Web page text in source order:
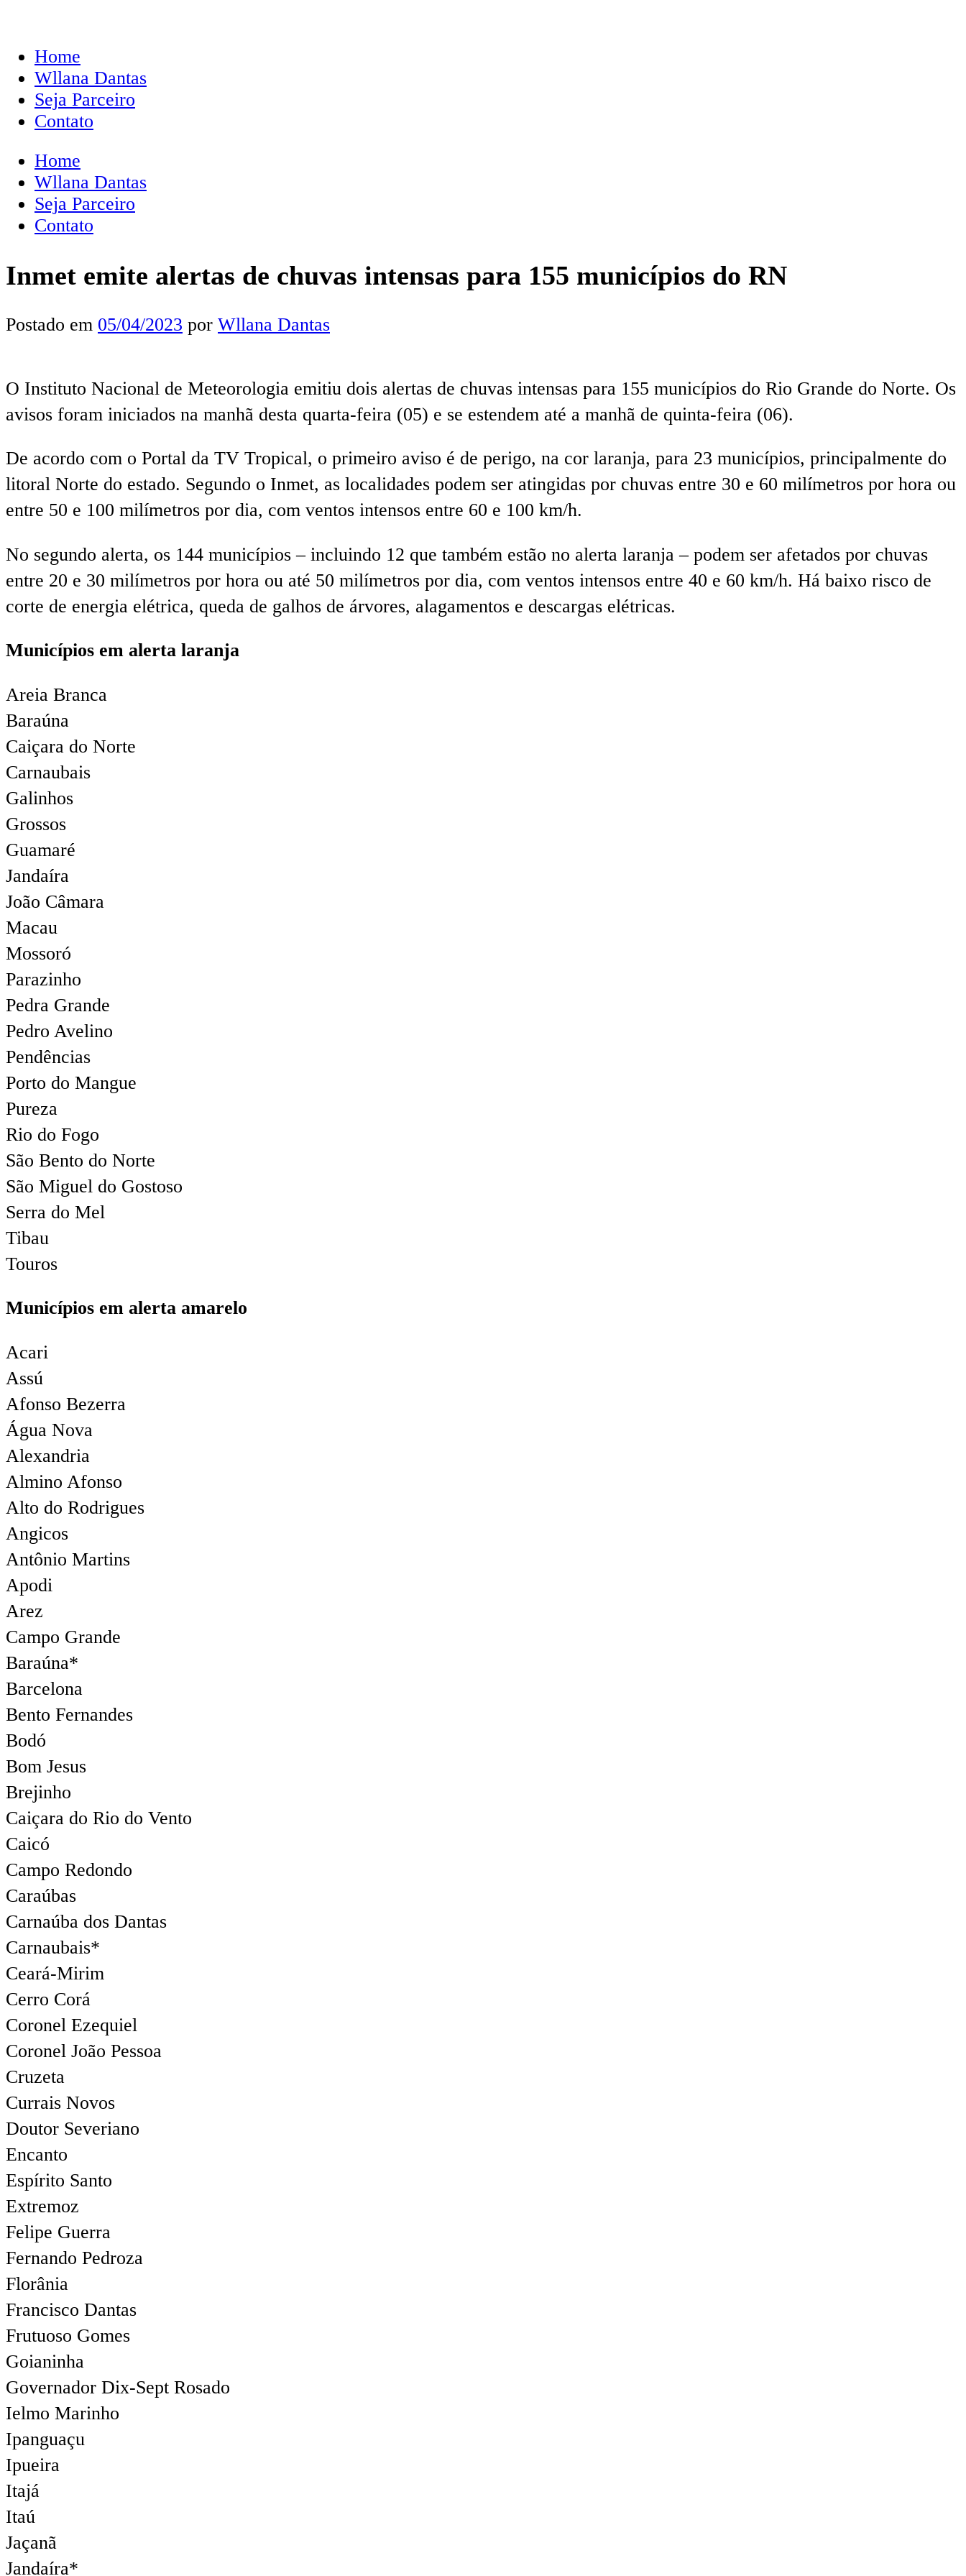
Home
Wllana Dantas
Seja Parceiro
Contato
Home
Wllana Dantas
Seja Parceiro
Contato
Inmet emite alertas de chuvas intensas para 155 municípios do RN
Postado em 05/04/2023 por Wllana Dantas
O Instituto Nacional de Meteorologia emitiu dois alertas de chuvas intensas para 155 municípios do Rio Grande do Norte. Os
avisos foram iniciados na manhã desta quarta-feira (05) e se estendem até a manhã de quinta-feira (06).
De acordo com o Portal da TV Tropical, o primeiro aviso é de perigo, na cor laranja, para 23 municípios, principalmente do
litoral Norte do estado. Segundo o Inmet, as localidades podem ser atingidas por chuvas entre 30 e 60 milímetros por hora ou
entre 50 e 100 milímetros por dia, com ventos intensos entre 60 e 100 km/h.
No segundo alerta, os 144 municípios – incluindo 12 que também estão no alerta laranja – podem ser afetados por chuvas
entre 20 e 30 milímetros por hora ou até 50 milímetros por dia, com ventos intensos entre 40 e 60 km/h. Há baixo risco de
corte de energia elétrica, queda de galhos de árvores, alagamentos e descargas elétricas.
Municípios em alerta laranja
Areia Branca
Baraúna
Caiçara do Norte
Carnaubais
Galinhos
Grossos
Guamaré
Jandaíra
João Câmara
Macau
Mossoró
Parazinho
Pedra Grande
Pedro Avelino
Pendências
Porto do Mangue
Pureza
Rio do Fogo
São Bento do Norte
São Miguel do Gostoso
Serra do Mel
Tibau
Touros
Municípios em alerta amarelo
Acari
Assú
Afonso Bezerra
Água Nova
Alexandria
Almino Afonso
Alto do Rodrigues
Angicos
Antônio Martins
Apodi
Arez
Campo Grande
Baraúna*
Barcelona
Bento Fernandes
Bodó
Bom Jesus
Brejinho
Caiçara do Rio do Vento
Caicó
Campo Redondo
Caraúbas
Carnaúba dos Dantas
Carnaubais*
Ceará-Mirim
Cerro Corá
Coronel Ezequiel
Coronel João Pessoa
Cruzeta
Currais Novos
Doutor Severiano
Encanto
Espírito Santo
Extremoz
Felipe Guerra
Fernando Pedroza
Florânia
Francisco Dantas
Frutuoso Gomes
Goianinha
Governador Dix-Sept Rosado
Ielmo Marinho
Ipanguaçu
Ipueira
Itajá
Itaú
Jaçanã
Jandaíra*